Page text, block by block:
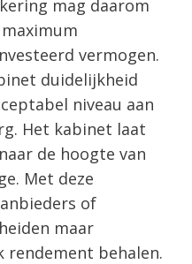
mag daarom
vermogen.
duidelijkheid
niveau aan
Het kabinet laat
de hoogte van
Met deze
of
maar
rendement behalen.